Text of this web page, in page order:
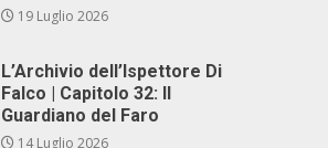
19 Luglio 2026
L’Archivio dell’Ispettore Di
Falco | Capitolo 32: Il
Guardiano del Faro
14 Luglio 2026